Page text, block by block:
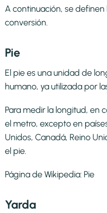
A continuación, se
conversión.
Pie
El pie es una unidad de
humano, ya utilizada por
Para medir la longitud, en
el metro, excepto en
Unidos, Canadá, Reino
el pie.
Página de Wikipedia: Pie
Yarda